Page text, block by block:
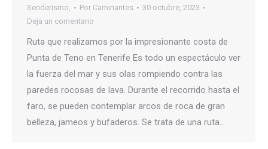
Senderismo, Por Caminantes
30 octubre, 2023
Deja un comentario
Ruta que realizamos por la impresionante costa de
Punta de Teno en Tenerife Es todo un espectáculo ver
la fuerza del mar y sus olas rompiendo contra las
paredes rocosas de lava. Durante el recorrido hasta el
faro, se pueden contemplar arcos de roca de gran
belleza, jameos y bufaderos. Se trata de una ruta…